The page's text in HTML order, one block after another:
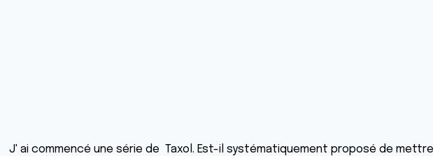
J' ai commencé une série de Taxol. Est-il systématiquement proposé de